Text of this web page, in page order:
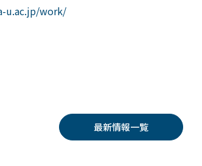
u.ac.jp/work/
最新情報一覧